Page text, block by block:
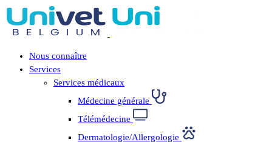
Nous connaître
Services
Services médicaux
Médecine générale
Télémédecine
Dermatologie/Allergologie